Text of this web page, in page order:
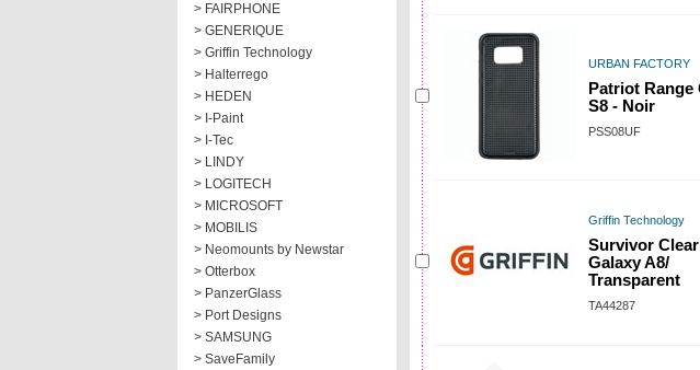
> FAIRPHONE
> GENERIQUE
> Griffin Technology
> Halterrego
> HEDEN
> I-Paint
> I-Tec
> LINDY
> LOGITECH
> MICROSOFT
> MOBILIS
> Neomounts by Newstar
> Otterbox
> PanzerGlass
> Port Designs
> SAMSUNG
> SaveFamily
URBAN FACTORY
Patriot Range
S8 - Noir
PSS08UF
Griffin Technology
Survivor
Galaxy A8/
Transparent
TA44287